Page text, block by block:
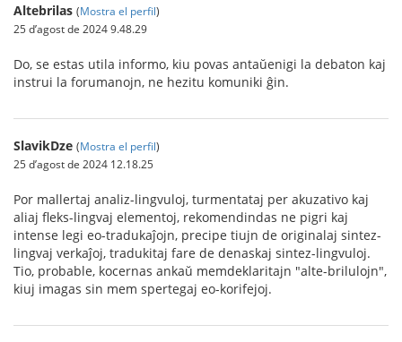
Altebrilas (Mostra el perfil)
25 d’agost de 2024 9.48.29
Do, se estas utila informo, kiu povas antaŭenigi la debaton kaj
instrui la forumanojn, ne hezitu komuniki ĝin.
SlavikDze (Mostra el perfil)
25 d’agost de 2024 12.18.25
Por mallertaj analiz-lingvuloj, turmentataj per akuzativo kaj
aliaj fleks-lingvaj elementoj, rekomendindas ne pigri kaj
intense legi eo-tradukaĵojn, precipe tiujn de originalaj sintez-
lingvaj verkaĵoj, tradukitaj fare de denaskaj sintez-lingvuloj.
Tio, probable, kocernas ankaŭ memdeklaritajn "alte-brilulojn",
kiuj imagas sin mem spertegaj eo-korifejoj.